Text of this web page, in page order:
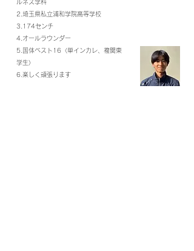
ルネス学科
2.埼玉県私立浦和学院高等学校
3.174センチ
4.オールラウンダー
5.国体ベスト16〈単インカレ、複関東
学生〉
6.楽しく頑張ります